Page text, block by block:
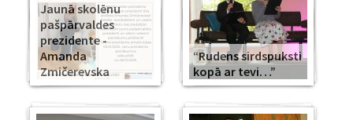
Jaunā skolēnu
pašpārvaldes
prezidente -
Amanda
Zmičerevska
“Rudens sirdspuksti
kopā ar tevi…”